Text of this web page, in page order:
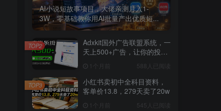
AI小说短故事项目，大佬亲测月入1-
3W，零基础教你用AI批量产出优质短...
Adxkit国外广告联盟系统，一
天上500+广告，让你的投放
1个月前 588人已阅读
TOP2
小红书卖初中全科目资料，
客单价13.8，279天卖了20w
1个月前 545人已阅读
TOP3